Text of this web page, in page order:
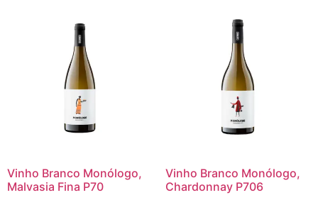
Vinho Branco Monólogo,
Malvasia Fina P70
Vinho Branco Monólogo,
Chardonnay P706